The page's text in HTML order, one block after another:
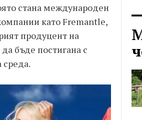
стана международен
като Fremantle,
продуцент на
бъде постигана с
среда.